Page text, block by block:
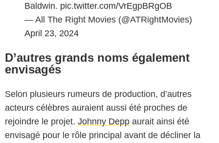
Baldwin. pic.twitter.com/VrEgpBRgOB
— All The Right Movies (@ATRightMovies)
April 23, 2024
D’autres grands noms également
envisagés
Selon plusieurs rumeurs de production, d’autres
acteurs célèbres auraient aussi été proches de
rejoindre le projet. Johnny Depp aurait ainsi été
envisagé pour le rôle principal avant de décliner la